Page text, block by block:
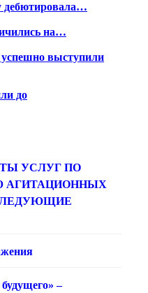
на…
выступили
до
УСЛУГ ПО
АГИТАЦИОННЫХ
–